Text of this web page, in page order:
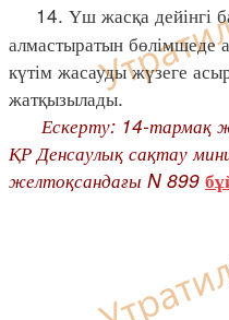
14. Үш жасқа дейінгі
алмастыратын бөлімшеде
күтім жасауды жүзеге
жатқызылады.
Ескерту: 14-тармақ
ҚР Денсаулық сақтау
желтоқсандағы N 899